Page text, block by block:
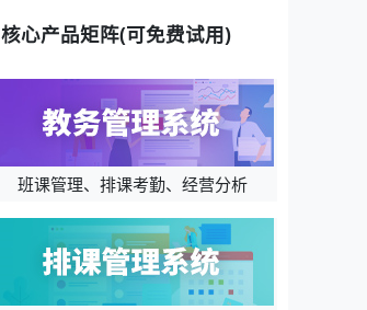
核心产品矩阵(可免费试用)
班课管理、排课考勤、经营分析